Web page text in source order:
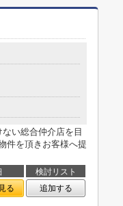
い総合仲介店を目
件を頂きお客様へ提
検討リスト
る 追加する